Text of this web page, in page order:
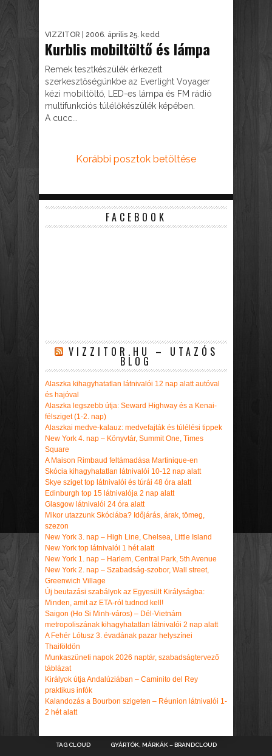
VIZZITOR | 2006. április 25. kedd
Kurblis mobiltöltő és lámpa
Remek tesztkészülék érkezett
szerkesztőségünkbe az Everlight Voyager
kézi mobiltöltő, LED-es lámpa és FM rádió
multifunkciós túlélőkészülék képében.
A cucc...
Korábbi posztok betöltése
FACEBOOK
VIZZITOR.HU – UTAZÓS
BLOG
Alaszka kihagyhatatlan látnivalói 12 nap alatt autóval
és hajóval
Alaszka legszebb útja: Seward Highway és a Kenai-
félsziget (1-2. nap)
Alaszkai medve-kalauz: medvefajták és túlélési tippek
New York 4. nap – Könyvtár, Summit One, Times
Square
A Maison Rimbaud feltámadása Martinique-en
Skócia kihagyhatatlan látnivalói 10-12 nap alatt
Skye sziget top látnivalói és túrái 48 óra alatt
Edinburgh top 15 látnivalója 2 nap alatt
Glasgow látnivalói 24 óra alatt
Mikor utazzunk Skóciába? Időjárás, árak, tömeg,
szezon
New York 3. nap – High Line, Chelsea, Little Island
New York top látnivalói 1 hét alatt
New York 1. nap – Harlem, Central Park, 5th Avenue
New York 2. nap – Szabadság-szobor, Wall street,
Greenwich Village
Új beutazási szabályok az Egyesült Királyságba:
Minden, amit az ETA-ról tudnod kell!
Saigon (Ho Si Minh-város) – Dél-Vietnám
metropoliszának kihagyhatatlan látnivalói 2 nap alatt
A Fehér Lótusz 3. évadának pazar helyszínei
Thaiföldön
Munkaszüneti napok 2026 naptár, szabadságtervező
táblázat
Királyok útja Andalúziában – Caminito del Rey
praktikus infók
Kalandozás a Bourbon szigeten – Réunion látnivalói 1-
2 hét alatt
TAG CLOUD GYÁRTÓK, MÁRKÁK – BRANDCLOUD